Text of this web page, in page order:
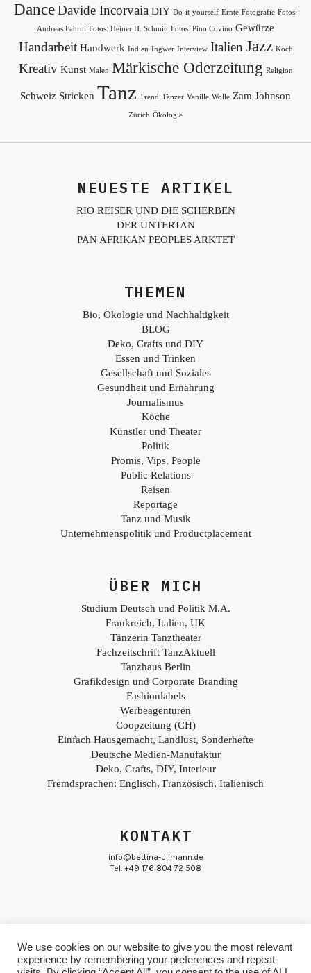
DanceDavide Incorvaia DIY Do-it-yourself Ernte Fotografie Fotos:
Andreas Fahrni Fotos: Heiner H. Schmitt Fotos: Pino Covino Gewürze
Handarbeit Handwerk Indien Ingwer Interview Italien Jazz Koch
Kreativ Kunst Malen Märkische Oderzeitung Religion
Schweiz Stricken Tanz Trend Tänzer Vanille Wolle Zam Johnson
Zürich Ökologie
NEUESTE ARTIKEL
RIO REISER UND DIE SCHERBEN
DER UNTERTAN
PAN AFRIKAN PEOPLES ARKTET
THEMEN
Bio, Ökologie und Nachhaltigkeit
BLOG
Deko, Crafts und DIY
Essen und Trinken
Gesellschaft und Soziales
Gesundheit und Ernährung
Journalismus
Köche
Künstler und Theater
Politik
Promis, Vips, People
Public Relations
Reisen
Reportage
Tanz und Musik
Unternehmenspolitik und Productplacement
ÜBER MICH
Studium Deutsch und Politik M.A.
Frankreich, Italien, UK
Tänzerin Tanztheater
Fachzeitschrift TanzAktuell
Tanzhaus Berlin
Grafikdesign und Corporate Branding
Fashionlabels
Werbeagenturen
Coopzeitung (CH)
Einfach Hausgemacht, Landlust, Sonderhefte
Deutsche Medien-Manufaktur
Deko, Crafts, DIY, Interieur
Fremdsprachen: Englisch, Französisch, Italienisch
KONTAKT
info@bettina-ullmann.de
Tel. +49 176 804 72 508
© Bettina UllmannImpressum & Datenschutz
We use cookies on our website to give you the most relevant
experience by remembering your preferences and repeat